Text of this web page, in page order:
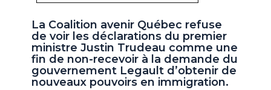
La Coalition avenir Québec refuse
de voir les déclarations du premier
ministre Justin Trudeau comme une
fin de non-recevoir à la demande du
gouvernement Legault d’obtenir de
nouveaux pouvoirs en immigration.